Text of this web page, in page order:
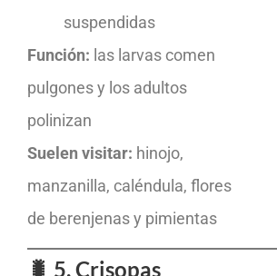
suspendidas
Función: las larvas comen
pulgones y los adultos
polinizan
Suelen visitar: hinojo,
manzanilla, caléndula, flores
de berenjenas y pimientas
🐛 5. Crisopas